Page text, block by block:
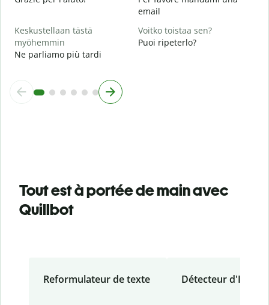
email
Keskustellaan tästä
myöhemmin
Ne parliamo più tardi
Voitko toistaa sen?
Puoi ripeterlo?
Tout est à portée de main avec
Quillbot
Reformulateur de texte Détecteur d'IA